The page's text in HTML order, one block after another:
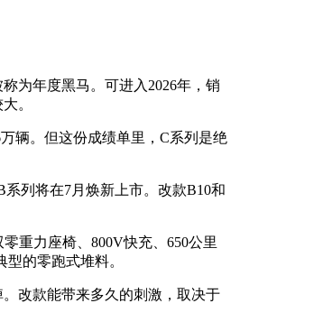
为年度黑马。可进入2026年，销
。
辆。但这份成绩单里，C系列是绝
列将在7月焕新上市。改款B10和
重力座椅、800V快充、650公里
的零跑式堆料。
改款能带来多久的刺激，取决于